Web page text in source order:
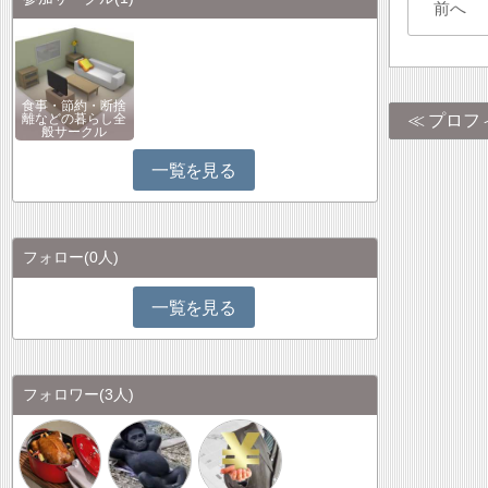
前へ
プロフ
食事・節約・断捨
離などの暮らし全
般サークル
一覧を見る
フォロー(0人)
一覧を見る
フォロワー(3人)